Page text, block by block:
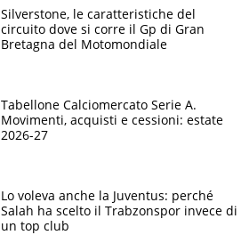
Silverstone, le caratteristiche del
circuito dove si corre il Gp di Gran
Bretagna del Motomondiale
Tabellone Calciomercato Serie A.
Movimenti, acquisti e cessioni: estate
2026-27
Lo voleva anche la Juventus: perché
Salah ha scelto il Trabzonspor invece di
un top club